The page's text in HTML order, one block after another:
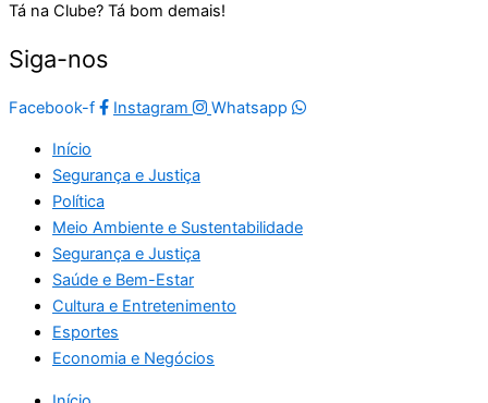
Tá na Clube? Tá bom demais!
Siga-nos
Facebook-f Instagram Whatsapp
Início
Segurança e Justiça
Política
Meio Ambiente e Sustentabilidade
Segurança e Justiça
Saúde e Bem-Estar
Cultura e Entretenimento
Esportes
Economia e Negócios